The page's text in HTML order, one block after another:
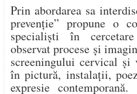
Prin abordarea sa
prevenție” propune o
specialiști în
observat procese și
screeningului cervical și
în pictură, instalații,
expresie